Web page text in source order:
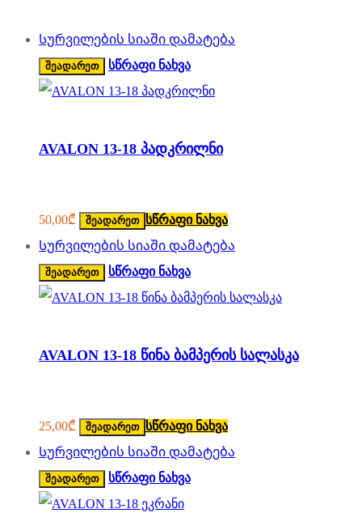
Სურვილების სიაში დამატება
შეადარეთ სწრაფი ნახვა
AVALON 13-18 პადკრილნი
50,00₾ შეადარეთ სწრაფი ნახვა
Სურვილების სიაში დამატება
შეადარეთ სწრაფი ნახვა
AVALON 13-18 წინა ბამპერის სალასკა
25,00₾ შეადარეთ სწრაფი ნახვა
Სურვილების სიაში დამატება
შეადარეთ სწრაფი ნახვა